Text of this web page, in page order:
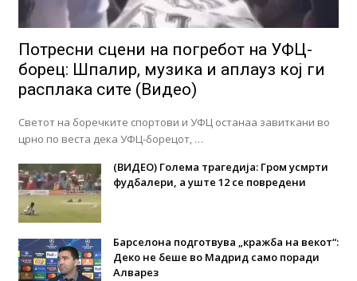
Потресни сцени на погребот на УФЦ-
борец: Шпалир, музика и аплауз кој ги
расплака сите (Видео)
Светот на боречките спортови и УФЦ останаа завиткани во
црно по веста дека УФЦ-борецот, …
(ВИДЕО) Голема трагедија: Гром усмрти
фудбалери, а уште 12 се повредени
Барселона подготвува „кражба на векот“:
Деко не беше во Мадрид само поради
Алварез